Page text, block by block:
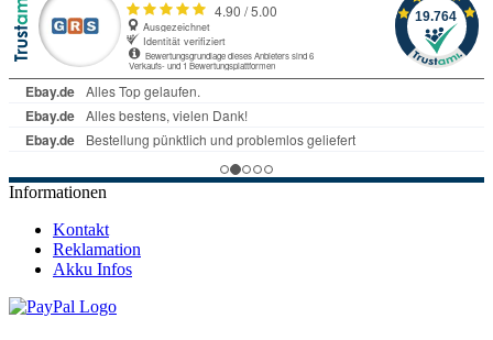
Informationen
Kontakt
Reklamation
Akku Infos